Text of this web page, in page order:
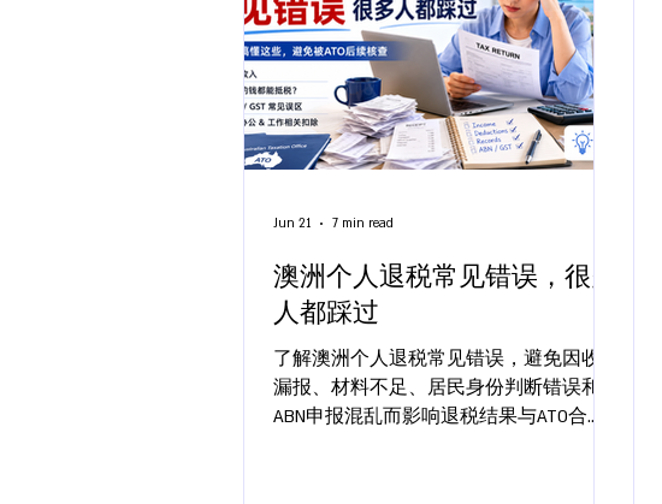
澳洲个人退税常见错误，很多
人都踩过
了解澳洲个人退税常见错误，避免因收入
漏报、材料不足、居民身份判断错误和
ABN申报混乱而影响退税结果与ATO合
Jun 21 7 min read